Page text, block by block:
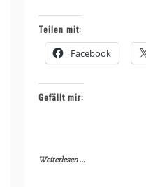
Teilen mit:
Facebook
Gefällt mir:
Weiterlesen ...